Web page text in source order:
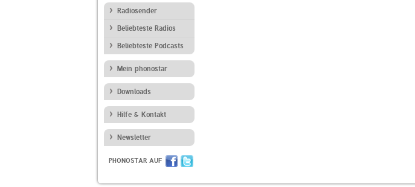
Radiosender
Beliebteste Radios
Beliebteste Podcasts
Mein phonostar
Downloads
Hilfe & Kontakt
Newsletter
PHONOSTAR AUF